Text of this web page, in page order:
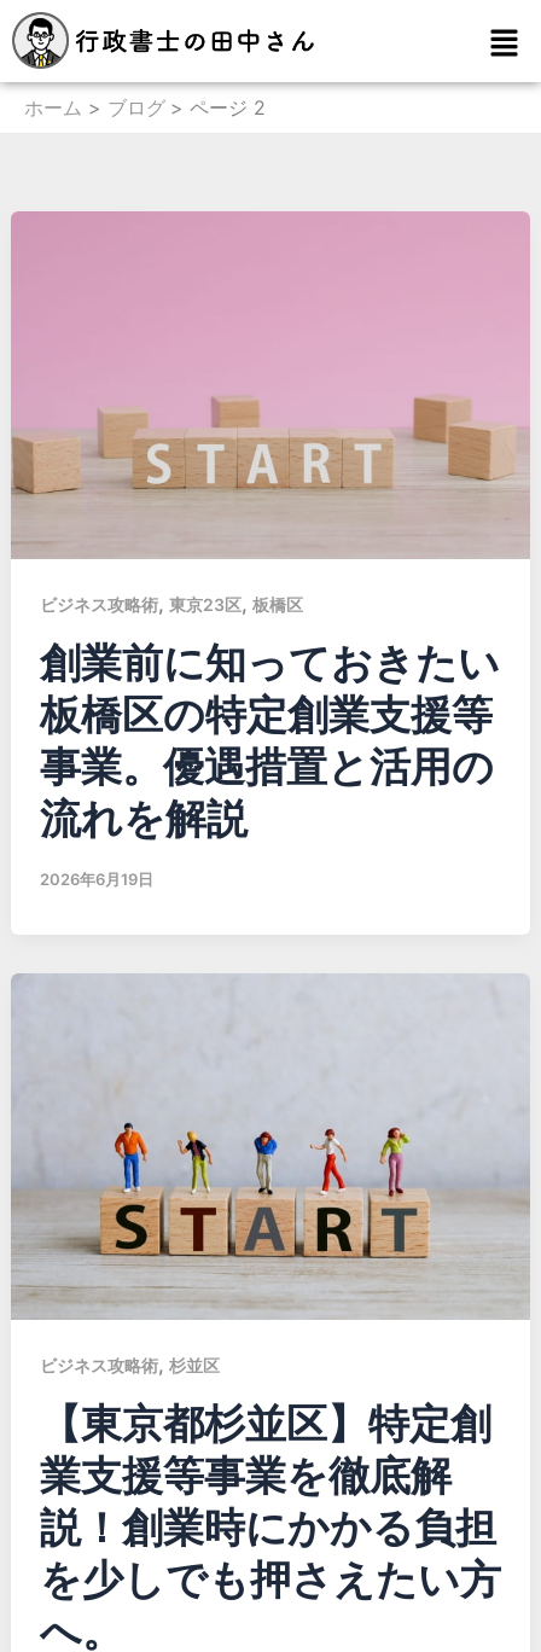
容
を
メ
ニ
ュ
ホーム ブログ ページ 2
ビジネス攻略術, 東京23区, 板橋区
創業前に知っておきたい
板橋区の特定創業支援等
事業。優遇措置と活用の
流れを解説
2026年6月19日
ビジネス攻略術, 杉並区
【東京都杉並区】特定創
業支援等事業を徹底解
説！創業時にかかる負担
を少しでも押さえたい方
へ。